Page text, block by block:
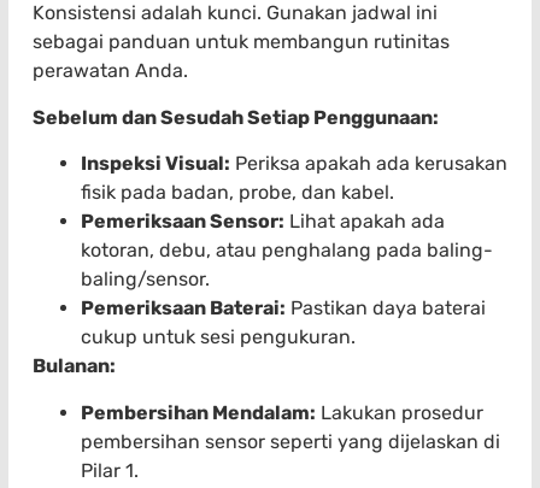
Konsistensi adalah kunci. Gunakan jadwal ini
sebagai panduan untuk membangun rutinitas
perawatan Anda.
Sebelum dan Sesudah Setiap Penggunaan:
Inspeksi Visual: Periksa apakah ada kerusakan
fisik pada badan, probe, dan kabel.
Pemeriksaan Sensor: Lihat apakah ada
kotoran, debu, atau penghalang pada baling-
baling/sensor.
Pemeriksaan Baterai: Pastikan daya baterai
cukup untuk sesi pengukuran.
Bulanan:
Pembersihan Mendalam: Lakukan prosedur
pembersihan sensor seperti yang dijelaskan di
Pilar 1.